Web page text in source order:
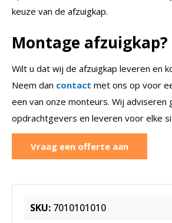
keuze van de afzuigkap.
Montage afzuigkap?
Wilt u dat wij de afzuigkap leveren en
Neem dan contact met ons op voor
een van onze monteurs. Wij adviseren
opdrachtgevers en leveren voor elke
Vraag een offerte aan
SKU: 7010101010